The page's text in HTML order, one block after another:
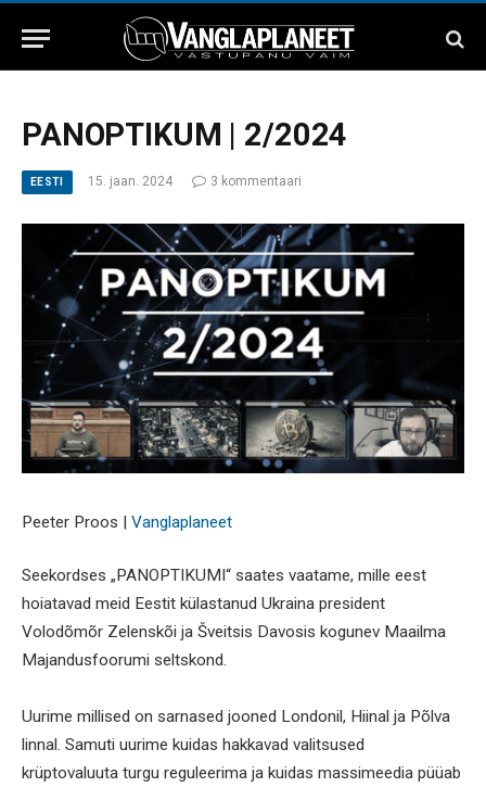
PANOPTIKUM | 2/2024
EESTI 15. jaan. 2024 3 kommentaari
Peeter Proos | Vanglaplaneet
Seekordses „PANOPTIKUMI“ saates vaatame, mille eest
hoiatavad meid Eestit külastanud Ukraina president
Volodõmõr Zelenskõi ja Šveitsis Davosis kogunev Maailma
Majandusfoorumi seltskond.
Uurime millised on sarnased jooned Londonil, Hiinal ja Põlva
linnal. Samuti uurime kuidas hakkavad valitsused
krüptovaluuta turgu reguleerima ja kuidas massimeedia püüab